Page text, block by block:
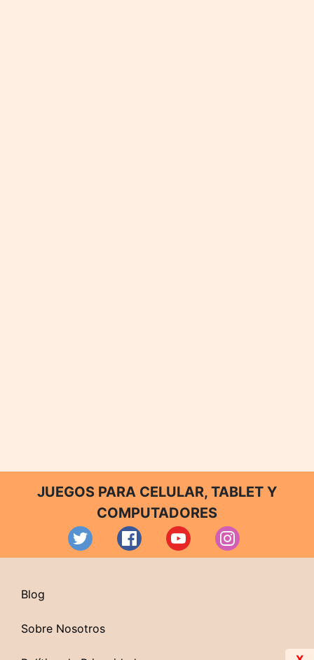
JUEGOS PARA CELULAR, TABLET Y
COMPUTADORES
Blog
Sobre Nosotros